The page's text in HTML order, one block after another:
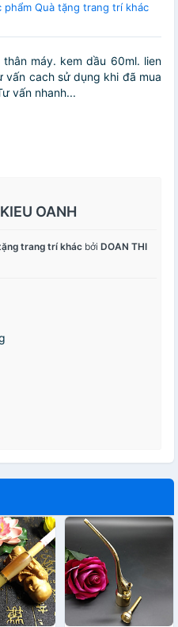
phẩm Quà tặng trang trí khác
máy. kem dầu 60ml. lien
vấn cach sử dụng khi đã mua
vấn nhanh...
OANH
trang trí khác bởi DOAN THI